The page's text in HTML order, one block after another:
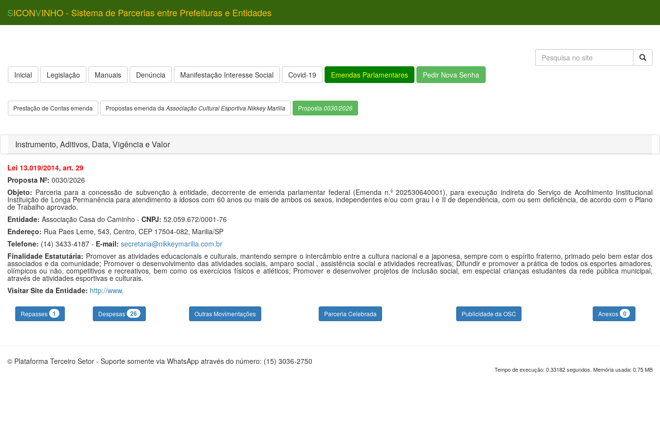
SICONVINHO - Sistema de Parcerias entre Prefeituras e Entidades
Inicial Legislação Manuais Denúncia Manifestação Interesse Social Covid-19 Emendas Parlamentares Pedir Nova Senha
Prestação de Contas emenda Propostas emenda da Associação Cultural Esportiva Nikkey Marilia Proposta 0030/2026
Instrumento, Aditivos, Data, Vigência e Valor
Lei 13.019/2014, art. 29
Proposta Nº: 0030/2026
Objeto: Parceria para a concessão de subvenção à entidade, decorrente de emenda parlamentar federal (Emenda n.º 202530640001), para execução indireta do Serviço de Acolhimento Institucional
Instituição de Longa Permanência para atendimento a idosos com 60 anos ou mais de ambos os sexos, independentes e/ou com grau I e II de dependência, com ou sem deficiência, de acordo com o Plano
de Trabalho aprovado.
Entidade: Associação Casa do Caminho - CNPJ: 52.059.672/0001-76
Endereço: Rua Paes Leme, 543, Centro, CEP 17504-082, Marilia/SP
Telefone: (14) 3433-4187 - E-mail: secretaria@nikkeymarilia.com.br
Finalidade Estatutária: Promover as atividades educacionais e culturais, mantendo sempre o intercâmbio entre a cultura nacional e a japonesa, sempre com o espírito fraterno, primado pelo bem estar dos
associados e da comunidade; Promover o desenvolvimento das atividades sociais, amparo social , assistência social e atividades recreativas; Difundir e promover a prática de todos os esportes amadores,
olímpicos ou não, competitivos e recreativos, bem como os exercícios físicos e atléticos; Promover e desenvolver projetos de inclusão social, em especial crianças estudantes da rede pública municipal,
através de atividades esportivas e culturais.
Visitar Site da Entidade: http://www.
Repasses 1 Despesas 26 Outras Movimentações Parceria Celebrada Publicidade da OSC Anexos 0
© Plataforma Terceiro Setor - Suporte somente via WhatsApp através do número: (15) 3036-2750
Tempo de execução: 0.33182 segundos. Memória usada: 0.75 MB